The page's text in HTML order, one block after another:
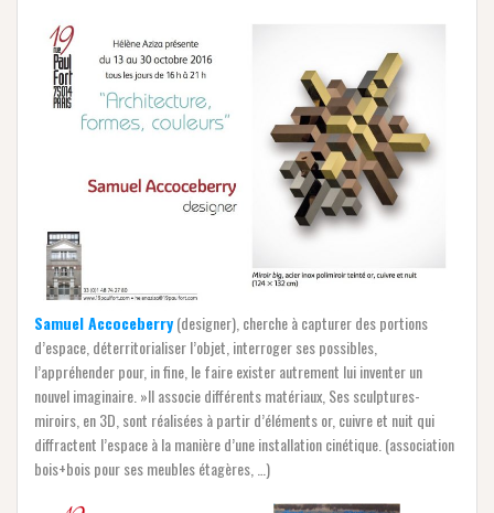
Samuel Accoceberry(designer), cherche à capturer des portions
d’espace, déterritorialiser l’objet, interroger ses possibles,
l’appréhender pour, in fine, le faire exister autrement lui inventer un
nouvel imaginaire. »Il associe différents matériaux, Ses sculptures-
miroirs, en 3D, sont réalisées à partir d’éléments or, cuivre et nuit qui
diffractent l’espace à la manière d’une installation cinétique. (association
bois+bois pour ses meubles étagères, …)